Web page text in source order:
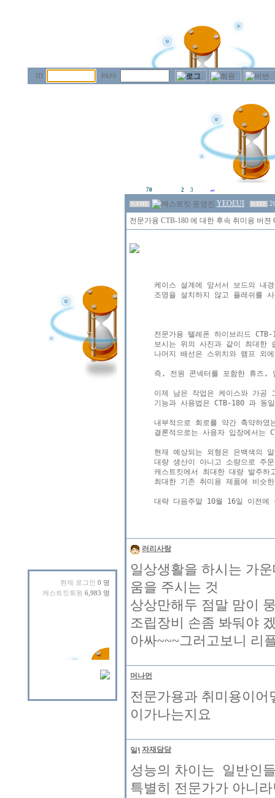
ID PASS
현재 로그인 0 명
캐스트킷회원 6,983 명
70 2 3
NAME YEOEUI DATE
전문가용 CTB-180 에 대한 후속 취미용 버
케이스 설계에 앞서서 보드의 내
조명을 설치하지 않고 플레쉬를
전문가용 텔레폰 하이브리드
보시는 위의 사진과 같이 최대한
나머지 배선은 스위치와 램프 외
즉, 전원 콘넥터를 포함한 휴즈,
이제 남은 작업은 케이스와 가공
기능과 사용법은 CTB-180 과 동
내부적으로 회로를 약간 축약하
결론적으로는 사용자 입장에서는
현재 예상되는 외형은 은백색의
대량 생산이 아니고 소량으로 주
캐스트킷에서 최대한 대량 발주하
최대한 기존 취미용 제품에 비슷
러리사랑
일상생활을 하시는 가
움을 주시는 것
상상만해두 점말 맘이
조립장비 손좀 봐둬야
아싸~~~그러고보니 리
머나먼
전문가용과 취미용이
이가나는지요
자재담당
성능의 차이는 일반인
특별히 전문가가 아니